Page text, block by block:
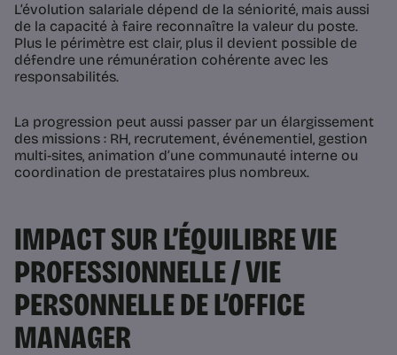
L’évolution salariale dépend de la séniorité, mais aussi
de la capacité à faire reconnaître la valeur du poste.
Plus le périmètre est clair, plus il devient possible de
défendre une rémunération cohérente avec les
responsabilités.
La progression peut aussi passer par un élargissement
des missions : RH, recrutement, événementiel, gestion
multi-sites, animation d’une communauté interne ou
coordination de prestataires plus nombreux.
IMPACT SUR L’ÉQUILIBRE VIE
PROFESSIONNELLE / VIE
PERSONNELLE DE L’OFFICE
MANAGER